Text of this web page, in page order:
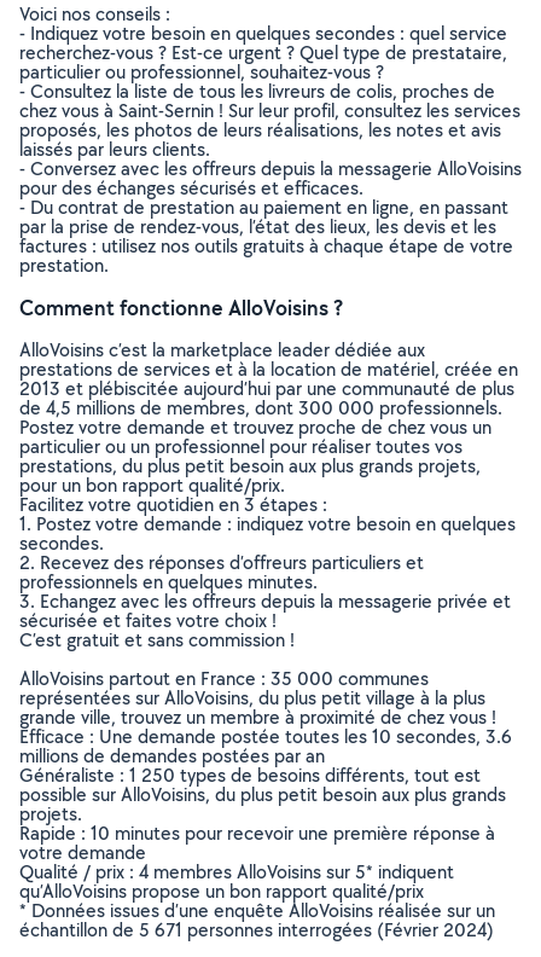
Voici nos conseils :
- Indiquez votre besoin en quelques secondes : quel service
recherchez-vous ? Est-ce urgent ? Quel type de prestataire,
particulier ou professionnel, souhaitez-vous ?
- Consultez la liste de tous les livreurs de colis, proches de
chez vous à Saint-Sernin ! Sur leur profil, consultez les services
proposés, les photos de leurs réalisations, les notes et avis
laissés par leurs clients.
- Conversez avec les offreurs depuis la messagerie AlloVoisins
pour des échanges sécurisés et efficaces.
- Du contrat de prestation au paiement en ligne, en passant
par la prise de rendez-vous, l’état des lieux, les devis et les
factures : utilisez nos outils gratuits à chaque étape de votre
prestation.
Comment fonctionne AlloVoisins ?
AlloVoisins c’est la marketplace leader dédiée aux
prestations de services et à la location de matériel, créée en
2013 et plébiscitée aujourd’hui par une communauté de plus
de 4,5 millions de membres, dont 300 000 professionnels.
Postez votre demande et trouvez proche de chez vous un
particulier ou un professionnel pour réaliser toutes vos
prestations, du plus petit besoin aux plus grands projets,
pour un bon rapport qualité/prix.
Facilitez votre quotidien en 3 étapes :
1. Postez votre demande : indiquez votre besoin en quelques
secondes.
2. Recevez des réponses d’offreurs particuliers et
professionnels en quelques minutes.
3. Echangez avec les offreurs depuis la messagerie privée et
sécurisée et faites votre choix !
C’est gratuit et sans commission !
AlloVoisins partout en France : 35 000 communes
représentées sur AlloVoisins, du plus petit village à la plus
grande ville, trouvez un membre à proximité de chez vous !
Efficace : Une demande postée toutes les 10 secondes, 3.6
millions de demandes postées par an
Généraliste : 1 250 types de besoins différents, tout est
possible sur AlloVoisins, du plus petit besoin aux plus grands
projets.
Rapide : 10 minutes pour recevoir une première réponse à
votre demande
Qualité / prix : 4 membres AlloVoisins sur 5* indiquent
qu’AlloVoisins propose un bon rapport qualité/prix
* Données issues d’une enquête AlloVoisins réalisée sur un
échantillon de 5 671 personnes interrogées (Février 2024)